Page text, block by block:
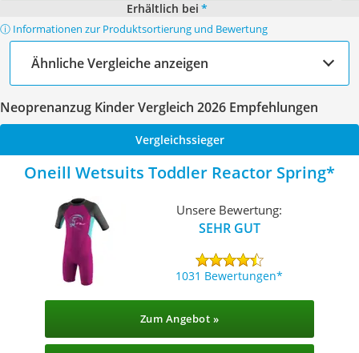
Erhältlich bei *
ⓘ Informationen zur Produktsortierung und Bewertung
Ähnliche Vergleiche anzeigen
Neoprenanzug Kinder Vergleich 2026 Empfehlungen
Vergleichssieger
Oneill Wetsuits Toddler Reactor Spring
Unsere Bewertung:
SEHR GUT
1031 Bewertungen
Zum Angebot »